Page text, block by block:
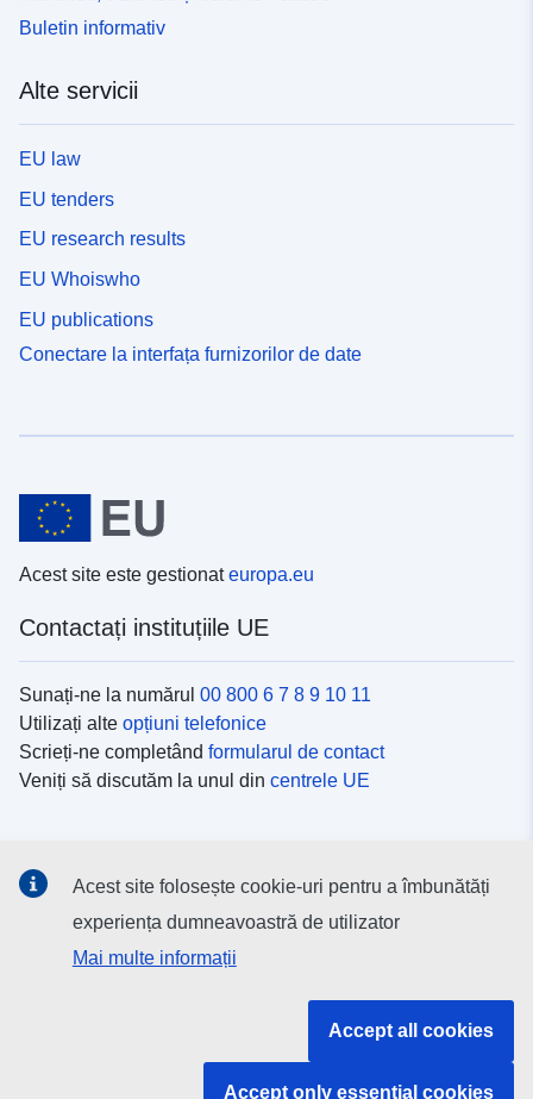
Buletin informativ
Alte servicii
EU law
EU tenders
EU research results
EU Whoiswho
EU publications
Conectare la interfața furnizorilor de date
Acest site este gestionateuropa.eu
Contactați instituțiile UE
Sunați-ne la numărul 00 800 6 7 8 9 10 11
Utilizați alte opțiuni telefonice
Scrieți-ne completând formularul de contact
Veniți să discutăm la unul din centrele UE
Descoperiți canalele UEpe rețelele sociale
Instituțiile și organismele UE
Acest site folosește cookie-uri pentru a îmbunătăți
experiența dumneavoastră de utilizator
Mai multe informații
Accept all cookies
Accept only essential cookies